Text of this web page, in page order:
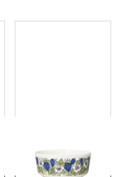
￥3,520 (税込)